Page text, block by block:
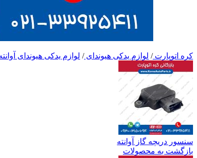
کره اتوپارت/ لوازم یدکی هیوندای/ لوازم یدکی هیوندای
سنسور دریچه گاز آوانته
بازگشت به محصولات